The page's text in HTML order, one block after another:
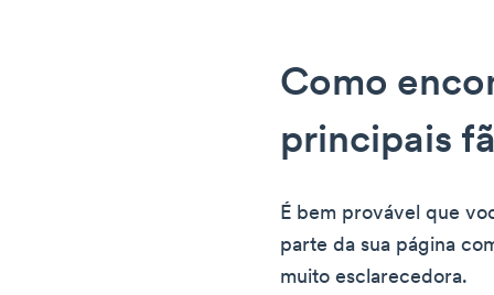
Como
principais
É bem provável que
parte da sua página
muito esclarecedora.